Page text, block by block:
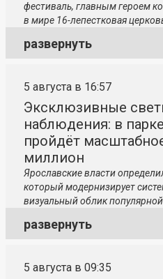
фестиваль, главным героем
в мире 16-лепестковая
развернуть
5 августа в 16:57
Эксклюзивные
наблюдения: в
пройдёт
миллион
Ярославские власти
который модернизирует
визуальный облик
развернуть
5 августа в 09:35